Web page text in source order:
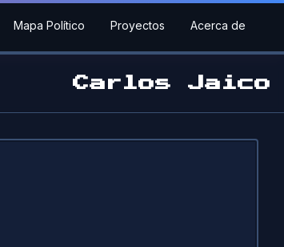
Mapa Político Proyectos Acerca de
Carlos Jaico